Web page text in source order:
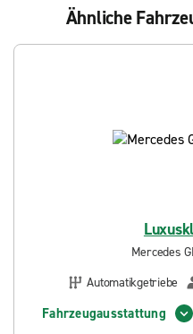
Ähnliche
Mercedes
Automatikgetriebe
Fahrzeugausstattung